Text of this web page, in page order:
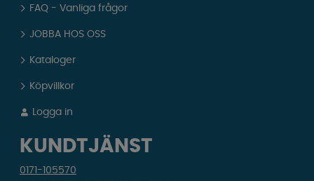
FAQ - Vanliga frågor
JOBBA HOS OSS
Kataloger
Köpvillkor
Logga in
KUNDTJÄNST
0171-105570